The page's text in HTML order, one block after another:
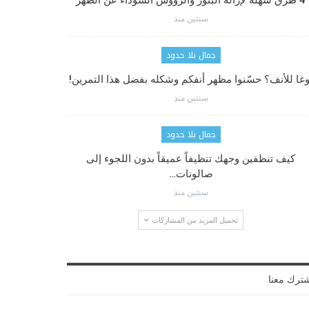
سنتين منذ
جمال بلا حدود
للأنف؟ حسّنوا مظهر أنفكم وشكله بفضل هذا التمرين!
سنتين منذ
جمال بلا حدود
كيف تنظفين وجهك تنظيفاً عميقاً بدون اللجوء إلى
صالونات…
سنتين منذ
تحميل المزيد من المشاركات
معنا